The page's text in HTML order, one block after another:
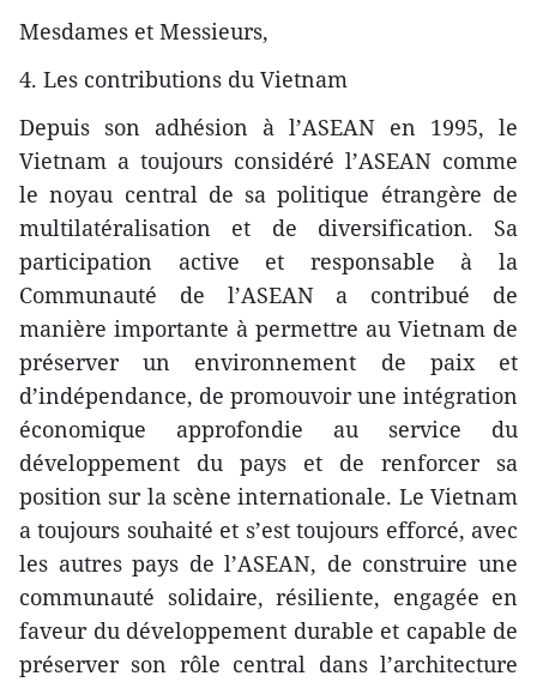
Mesdames et Messieurs,
4. Les contributions du Vietnam
Depuis son adhésion à l’ASEAN en 1995, le
Vietnam a toujours considéré l’ASEAN comme
le noyau central de sa politique étrangère de
multilatéralisation et de diversification. Sa
participation active et responsable à la
Communauté de l’ASEAN a contribué de
manière importante à permettre au Vietnam de
préserver un environnement de paix et
d’indépendance, de promouvoir une intégration
économique approfondie au service du
développement du pays et de renforcer sa
position sur la scène internationale. Le Vietnam
a toujours souhaité et s’est toujours efforcé, avec
les autres pays de l’ASEAN, de construire une
communauté solidaire, résiliente, engagée en
faveur du développement durable et capable de
préserver son rôle central dans l’architecture